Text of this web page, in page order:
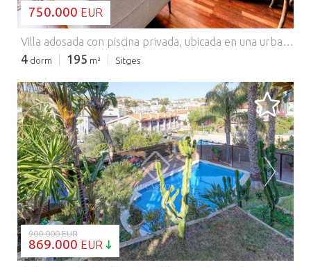
750.000 EUR
Villa adosada con piscina privada, ubicada en una urbanización con seguridad 24 horas en la exclusiva zona de Vallpineda, a unos cinco minutos en coche del centro de Sitges y a unos 30 minutos de Barcelona. La vivienda cuenta con cuatro dormitorios, uno de ellos en suite con terraza, varios baños completos, un amplio salón-comedor con acceso directo al jardín, una zona exterior con barbacoa y una cocina totalmente equipada. Es ideal como residencia principal o como segunda vivienda , con un gran potencial de revalorización. La vivienda se distribuye en tres plantas y está diseñada para ofrecer comodidad, funcionalidad y espacios luminosos. La planta principal cuenta con un amplio y luminoso comedor con acceso directo al exterior, una cocina independiente totalmente equipada con armarios blancos a medida y elegantes suelo de porcelana, y un aseo de cortesía. Esta planta se abre a un jardín privado con piscina, rodeado de moreras maduras que proporcionan privacidad y sombra natural, además de acceso directo al exterior. Una puerta conecta directamente con la zona de aparcamiento , con capacidad para dos coches e incluye un trastero . La planta intermedia alberga la zona de noche y cuenta con un cálido suelo de parqué en todas las estancias. Incluye tres dormitorios que crean un ambiente tranquilo y confortable para el descanso, además de un moderno baño con ducha, acabado en tonos blancos y madera natural, y que disfruta de abundante luz natural. Un lavadero independiente proporciona espacio adicional. Todas las habitaciones dan al exterior, lo que permite la entrada de luz natural durante todo el día. La planta superior alberga una impresionante suite de doble altura que incluye un área de oficina a la que se accede mediante una escalera contemporánea de madera y metal, con vistas al espacio y que realza la sensación de amplitud y luminosidad. Esta planta también cuenta con un baño completo con ducha de doble altura, un amplio altillo para almacenamiento y acceso directo a una terraza privada, ideal para disfrutar del aire libre y de un entorno tranquilo. La distribución general ha sido cuidadosamente planificada para brindar amplitud, privacidad y una alta calidad de vida en un entorno privilegiado. Esta casa tiene una superficie de 195 m², tal y como se muestra en los planos. Póngase en contacto con nosotros para obtener más información. Comercializado por Dils Lucas Fox (Lucas Trading, S.L. con CIF B64125438), actuando como intermediario inmobiliario. La información facilitada es meramente informativa, basada en datos proporcionados por la propiedad, y puede estar sujeta a modificaciones. No constituye oferta contractual.
4 dorm 195 m² Sitges
CARGANDO...
900.000 EUR
869.000 EUR